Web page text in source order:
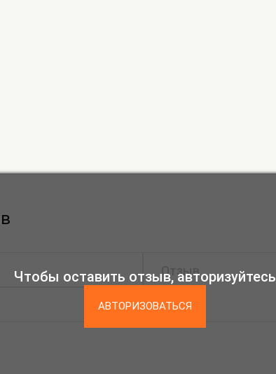
Чтобы оставить отзыв, авторизуйтесь
АВТОРИЗОВАТЬСЯ